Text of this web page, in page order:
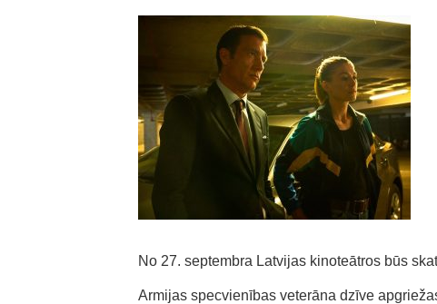
No 27. septembra Latvijas kinoteātros būs
Armijas specvienības veterāna dzīve